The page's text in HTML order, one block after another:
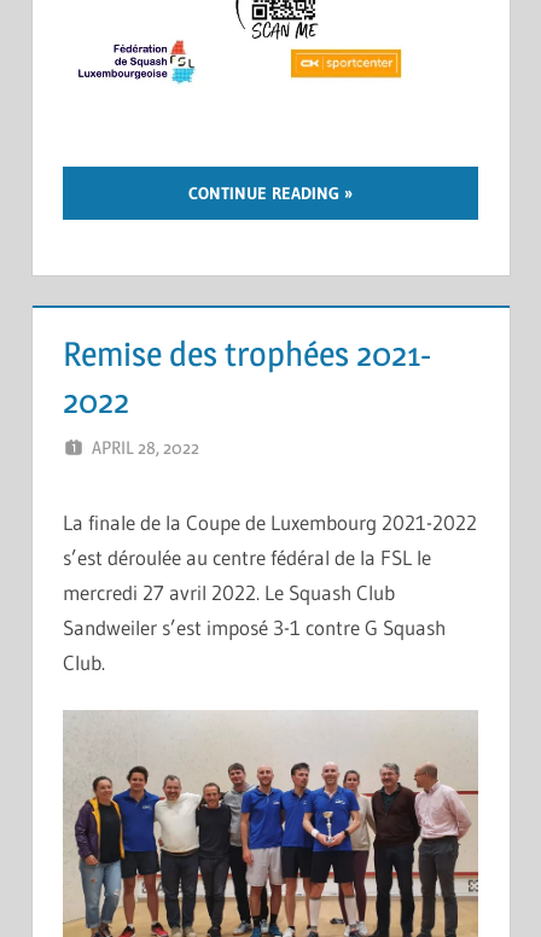
CONTINUE READING
Remise des trophées 2021-
2022
APRIL 28, 2022
La finale de la Coupe de Luxembourg 2021-2022
s’est déroulée au centre fédéral de la FSL le
mercredi 27 avril 2022. Le Squash Club
Sandweiler s’est imposé 3-1 contre G Squash
Club.